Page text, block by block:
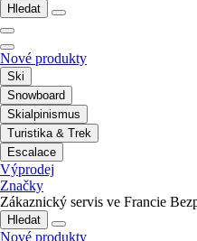
Hledat
Nové produkty
Ski
Snowboard
Skialpinismus
Turistika & Trek
Escalace
Výprodej
Značky
Zákaznický servis ve Francie
Hledat
Nové produkty